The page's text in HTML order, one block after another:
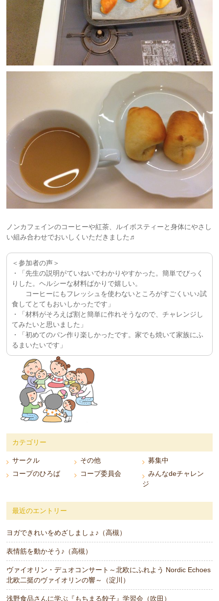
ノンカフェインのコーヒーや紅茶、ルイボスティーと身体にやさし
い組み合わせでおいしくいただきました♬
＜参加者の声＞
・「先生の説明がていねいでわかりやすかった。簡単でびっく
りした。ヘルシーな材料ばかりで嬉しい。
コーヒーにもフレッシュを使わないところがすごくいい♪試
食してとてもおいしかったです」
・「材料がそろえば割と簡単に作れそうなので、チャレンジし
てみたいと思いました」
・「初めてのパン作り楽しかったです。家でも焼いて家族にふ
るまいたいです」
カテゴリー
サークル その他
募集中
コープのひろば
コープ委員会
みんなdeチャレン
ジ
最近のエントリー
ヨガできれいをめざしましょ♪（高槻）
表情筋を動かそう♪（高槻）
ヴァイオリン・デュオコンサート～北欧にふれよう Nordic Echoes
北欧二挺のヴァイオリンの響～（淀川）
浅野食品さんに学ぶ『もちまる餃子』学習会（吹田）